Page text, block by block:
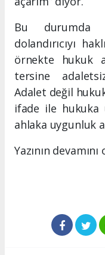
Bu durumda
dolandırıcıyı
örnekte hukuk
tersine
Adalet değil
ifade ile hukuka
ahlaka uygunluk
Yazının